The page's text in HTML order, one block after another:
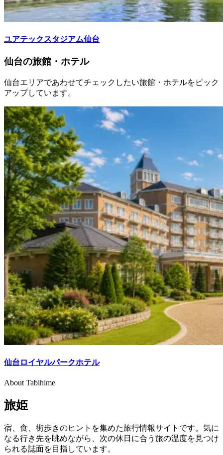
ユアテックスタジアム仙台
仙台の旅館・ホテル
仙台エリアであわせてチェックしたい旅館・ホテルをピック
アップしています。
仙台ロイヤルパークホテル
About Tabihime
旅姫
宿、食、街歩きのヒントを集めた旅行情報サイトです。気に
なる行き先を眺めながら、次の休日に合う旅の温度を見つけ
られる誌面を目指しています。